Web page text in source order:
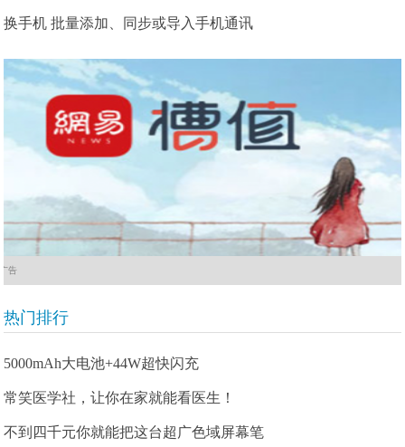
换手机 批量添加、同步或导入手机通讯
广告
热门排行
5000mAh大电池+44W超快闪充
常笑医学社，让你在家就能看医生！
不到四千元你就能把这台超广色域屏幕笔